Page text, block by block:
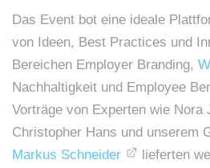
Das Event bot eine ideale
von Ideen, Best Practices und
Bereichen Employer Branding,
Nachhaltigkeit und Employee
Vorträge von Experten wie Nora
Christopher Hans und unserem
Markus Schneider
lieferten